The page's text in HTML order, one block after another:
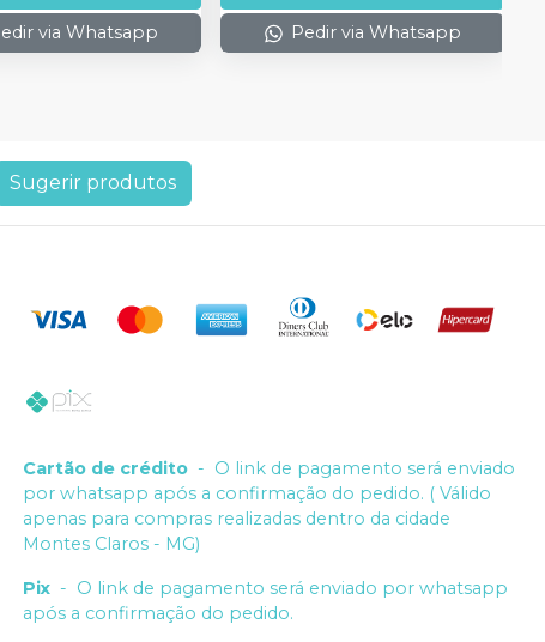
via Whatsapp Pedir via Whatsapp
Sugerir produtos
Cartão de crédito - O link de pagamento será enviado
por whatsapp após a confirmação do pedido. ( Válido
apenas para compras realizadas dentro da cidade
Montes Claros - MG)
Pix - O link de pagamento será enviado por whatsapp
após a confirmação do pedido.